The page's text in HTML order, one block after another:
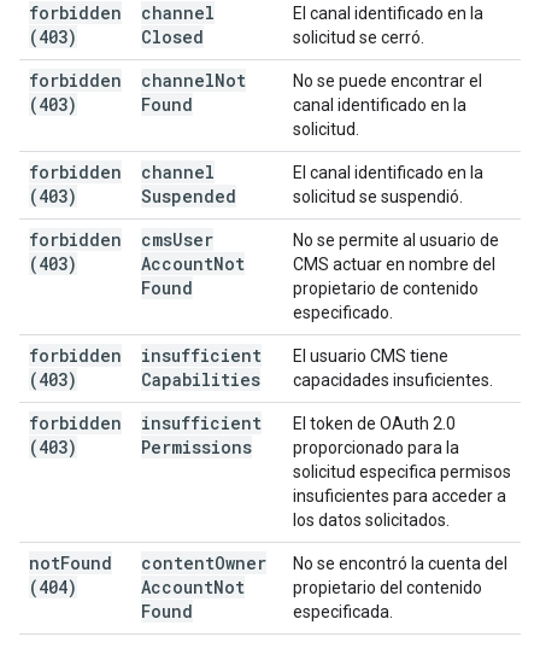
forbidden
(403)
channel
Closed
El canal identificado en la
solicitud se cerró.
forbidden
(403)
channelNot
Found
No se puede encontrar el
canal identificado en la
solicitud.
forbidden
(403)
channel
Suspended
El canal identificado en la
solicitud se suspendió.
forbidden
(403)
cmsUser
AccountNot
Found
No se permite al usuario de
CMS actuar en nombre del
propietario de contenido
especificado.
forbidden
(403)
insufficient
Capabilities
El usuario CMS tiene
capacidades insuficientes.
forbidden
(403)
insufficient
Permissions
El token de OAuth 2.0
proporcionado para la
solicitud especifica permisos
insuficientes para acceder a
los datos solicitados.
notFound
(404)
contentOwner
AccountNot
Found
No se encontró la cuenta del
propietario del contenido
especificada.